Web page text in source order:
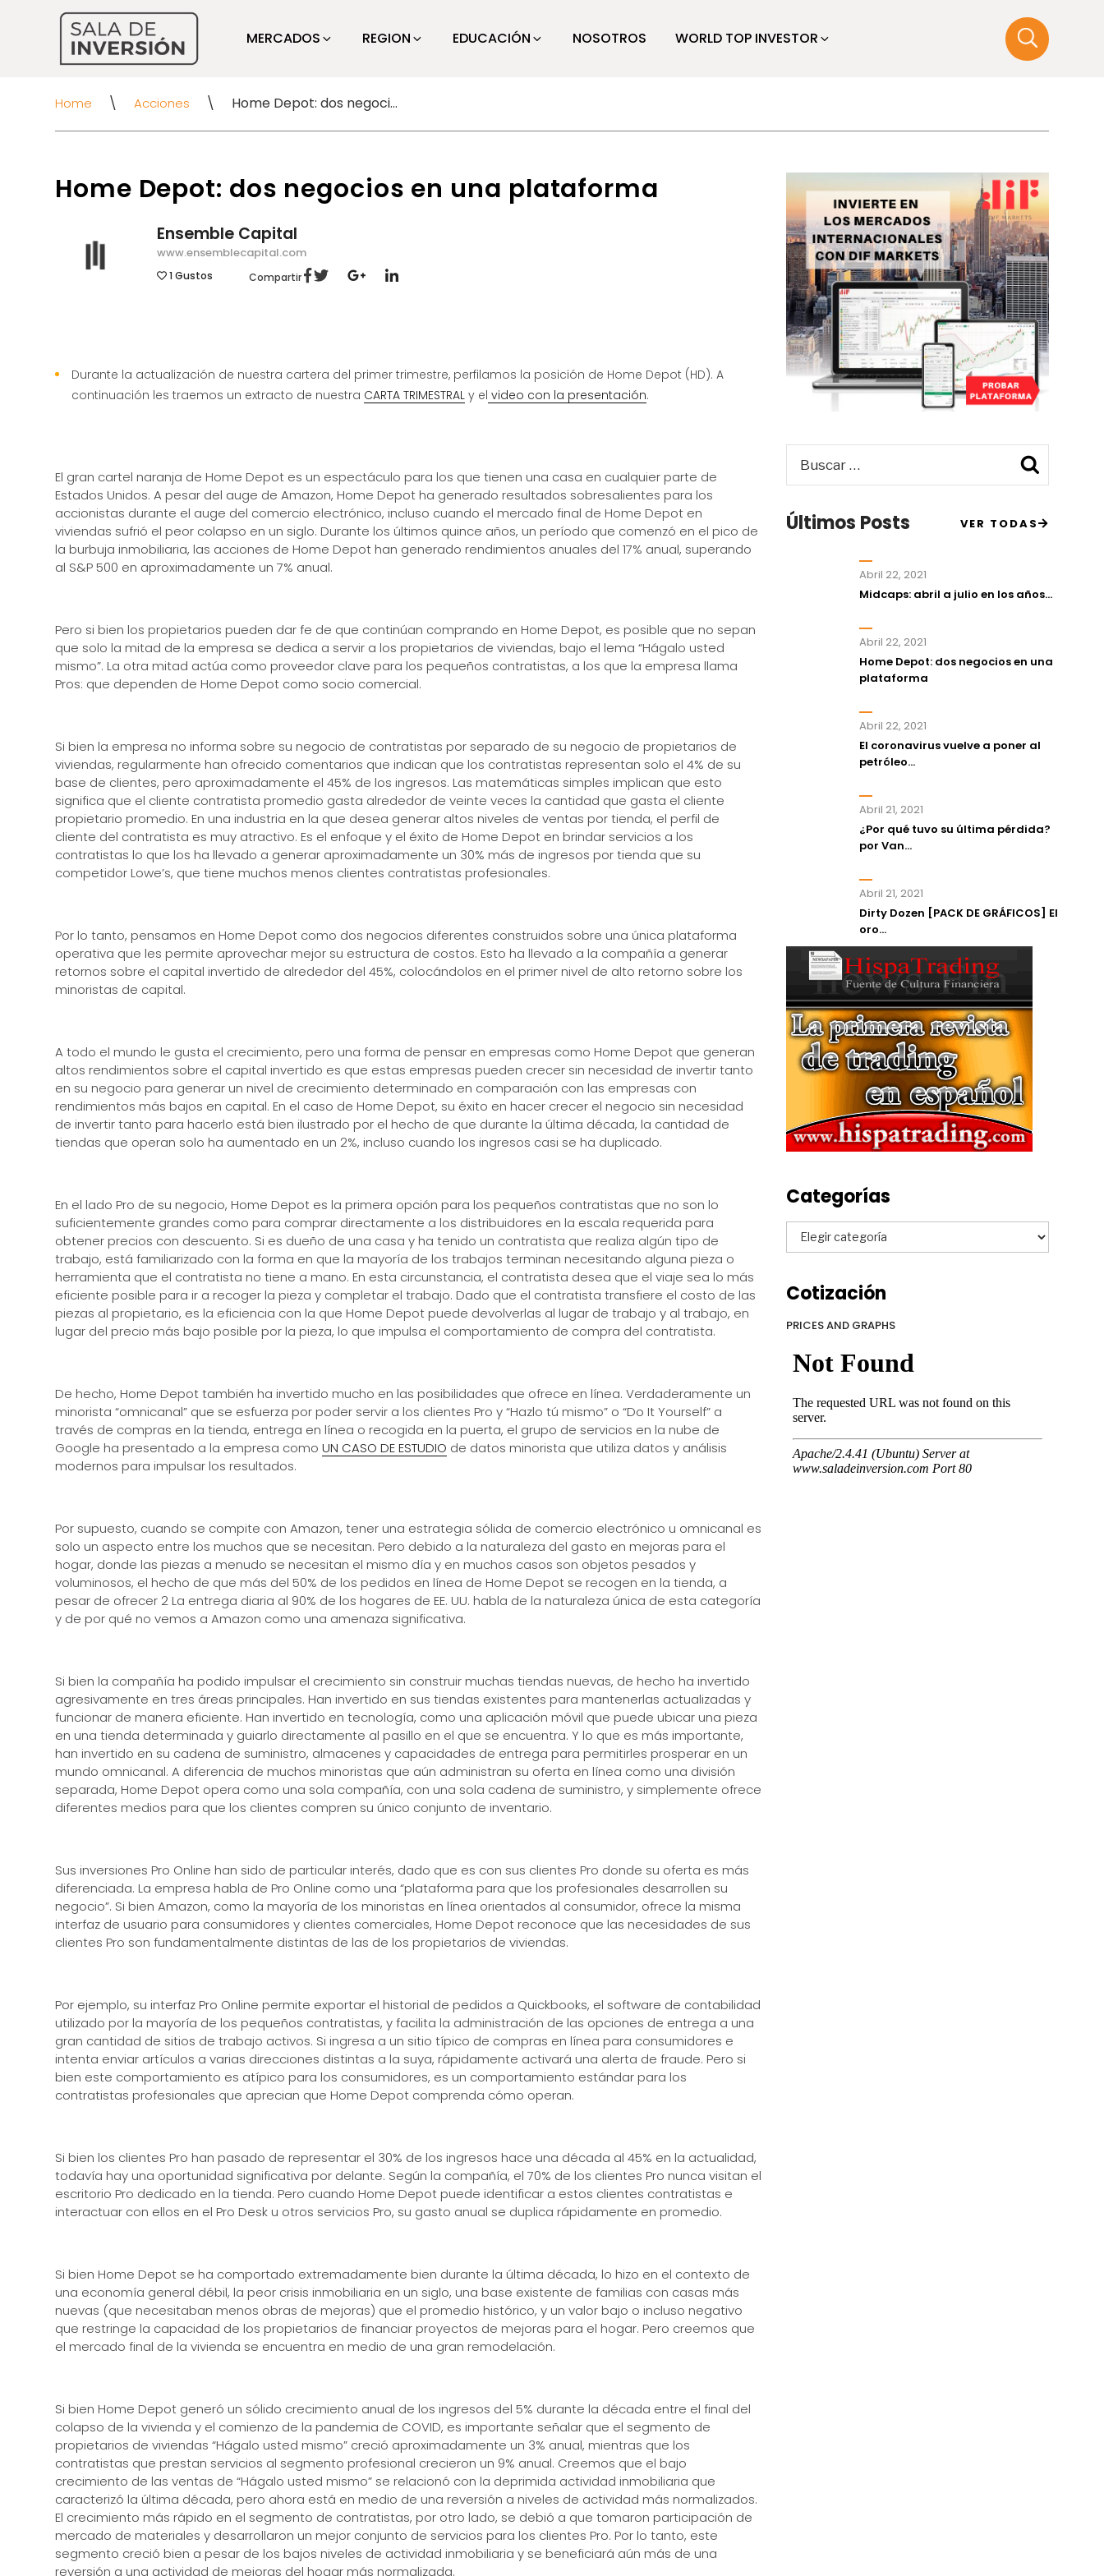
MERCADOS REGION EDUCACIÓN NOSOTROS WORLD TOP INVESTOR
Home \ Acciones \ Home Depot: dos negocios en una plataforma
Home Depot: dos negocios en una plataforma
Ensemble Capital
www.ensemblecapital.com
1Gustos Compartir
Durante la actualización de nuestra cartera del primer trimestre, perfilamos la posición de Home Depot (HD). A
continuación les traemos un extracto de nuestra CARTA TRIMESTRAL y el video con la presentación.
El gran cartel naranja de Home Depot es un espectáculo para los que tienen una casa en cualquier parte de
Estados Unidos. A pesar del auge de Amazon, Home Depot ha generado resultados sobresalientes para los
accionistas durante el auge del comercio electrónico, incluso cuando el mercado final de Home Depot en
viviendas sufrió el peor colapso en un siglo. Durante los últimos quince años, un período que comenzó en el pico de
la burbuja inmobiliaria, las acciones de Home Depot han generado rendimientos anuales del 17% anual, superando
al S&P 500 en aproximadamente un 7% anual.
Pero si bien los propietarios pueden dar fe de que continúan comprando en Home Depot, es posible que no sepan
que solo la mitad de la empresa se dedica a servir a los propietarios de viviendas, bajo el lema “Hágalo usted
mismo”. La otra mitad actúa como proveedor clave para los pequeños contratistas, a los que la empresa llama
Pros: que dependen de Home Depot como socio comercial.
Si bien la empresa no informa sobre su negocio de contratistas por separado de su negocio de propietarios de
viviendas, regularmente han ofrecido comentarios que indican que los contratistas representan solo el 4% de su
base de clientes, pero aproximadamente el 45% de los ingresos. Las matemáticas simples implican que esto
significa que el cliente contratista promedio gasta alrededor de veinte veces la cantidad que gasta el cliente
propietario promedio. En una industria en la que desea generar altos niveles de ventas por tienda, el perfil de
cliente del contratista es muy atractivo. Es el enfoque y el éxito de Home Depot en brindar servicios a los
contratistas lo que los ha llevado a generar aproximadamente un 30% más de ingresos por tienda que su
competidor Lowe’s, que tiene muchos menos clientes contratistas profesionales.
Por lo tanto, pensamos en Home Depot como dos negocios diferentes construidos sobre una única plataforma
operativa que les permite aprovechar mejor su estructura de costos. Esto ha llevado a la compañía a generar
retornos sobre el capital invertido de alrededor del 45%, colocándolos en el primer nivel de alto retorno sobre los
minoristas de capital.
A todo el mundo le gusta el crecimiento, pero una forma de pensar en empresas como Home Depot que generan
altos rendimientos sobre el capital invertido es que estas empresas pueden crecer sin necesidad de invertir tanto
en su negocio para generar un nivel de crecimiento determinado en comparación con las empresas con
rendimientos más bajos en capital. En el caso de Home Depot, su éxito en hacer crecer el negocio sin necesidad
de invertir tanto para hacerlo está bien ilustrado por el hecho de que durante la última década, la cantidad de
tiendas que operan solo ha aumentado en un 2%, incluso cuando los ingresos casi se ha duplicado.
En el lado Pro de su negocio, Home Depot es la primera opción para los pequeños contratistas que no son lo
suficientemente grandes como para comprar directamente a los distribuidores en la escala requerida para
obtener precios con descuento. Si es dueño de una casa y ha tenido un contratista que realiza algún tipo de
trabajo, está familiarizado con la forma en que la mayoría de los trabajos terminan necesitando alguna pieza o
herramienta que el contratista no tiene a mano. En esta circunstancia, el contratista desea que el viaje sea lo más
eficiente posible para ir a recoger la pieza y completar el trabajo. Dado que el contratista transfiere el costo de las
piezas al propietario, es la eficiencia con la que Home Depot puede devolverlas al lugar de trabajo y al trabajo, en
lugar del precio más bajo posible por la pieza, lo que impulsa el comportamiento de compra del contratista.
De hecho, Home Depot también ha invertido mucho en las posibilidades que ofrece en línea. Verdaderamente un
minorista “omnicanal” que se esfuerza por poder servir a los clientes Pro y “Hazlo tú mismo” o “Do It Yourself” a
través de compras en la tienda, entrega en línea o recogida en la puerta, el grupo de servicios en la nube de
Google ha presentado a la empresa como UN CASO DE ESTUDIO de datos minorista que utiliza datos y análisis
modernos para impulsar los resultados.
Por supuesto, cuando se compite con Amazon, tener una estrategia sólida de comercio electrónico u omnicanal es
solo un aspecto entre los muchos que se necesitan. Pero debido a la naturaleza del gasto en mejoras para el
hogar, donde las piezas a menudo se necesitan el mismo día y en muchos casos son objetos pesados y
voluminosos, el hecho de que más del 50% de los pedidos en línea de Home Depot se recogen en la tienda, a
pesar de ofrecer 2 La entrega diaria al 90% de los hogares de EE. UU. habla de la naturaleza única de esta categoría
y de por qué no vemos a Amazon como una amenaza significativa.
Si bien la compañía ha podido impulsar el crecimiento sin construir muchas tiendas nuevas, de hecho ha invertido
agresivamente en tres áreas principales. Han invertido en sus tiendas existentes para mantenerlas actualizadas y
funcionar de manera eficiente. Han invertido en tecnología, como una aplicación móvil que puede ubicar una pieza
en una tienda determinada y guiarlo directamente al pasillo en el que se encuentra. Y lo que es más importante,
han invertido en su cadena de suministro, almacenes y capacidades de entrega para permitirles prosperar en un
mundo omnicanal. A diferencia de muchos minoristas que aún administran su oferta en línea como una división
separada, Home Depot opera como una sola compañía, con una sola cadena de suministro, y simplemente ofrece
diferentes medios para que los clientes compren su único conjunto de inventario.
Sus inversiones Pro Online han sido de particular interés, dado que es con sus clientes Pro donde su oferta es más
diferenciada. La empresa habla de Pro Online como una “plataforma para que los profesionales desarrollen su
negocio”. Si bien Amazon, como la mayoría de los minoristas en línea orientados al consumidor, ofrece la misma
interfaz de usuario para consumidores y clientes comerciales, Home Depot reconoce que las necesidades de sus
clientes Pro son fundamentalmente distintas de las de los propietarios de viviendas.
Por ejemplo, su interfaz Pro Online permite exportar el historial de pedidos a Quickbooks, el software de contabilidad
utilizado por la mayoría de los pequeños contratistas, y facilita la administración de las opciones de entrega a una
gran cantidad de sitios de trabajo activos. Si ingresa a un sitio típico de compras en línea para consumidores e
intenta enviar artículos a varias direcciones distintas a la suya, rápidamente activará una alerta de fraude. Pero si
bien este comportamiento es atípico para los consumidores, es un comportamiento estándar para los
contratistas profesionales que aprecian que Home Depot comprenda cómo operan.
Si bien los clientes Pro han pasado de representar el 30% de los ingresos hace una década al 45% en la actualidad,
todavía hay una oportunidad significativa por delante. Según la compañía, el 70% de los clientes Pro nunca visitan el
escritorio Pro dedicado en la tienda. Pero cuando Home Depot puede identificar a estos clientes contratistas e
interactuar con ellos en el Pro Desk u otros servicios Pro, su gasto anual se duplica rápidamente en promedio.
Si bien Home Depot se ha comportado extremadamente bien durante la última década, lo hizo en el contexto de
una economía general débil, la peor crisis inmobiliaria en un siglo, una base existente de familias con casas más
nuevas (que necesitaban menos obras de mejoras) que el promedio histórico, y un valor bajo o incluso negativo
que restringe la capacidad de los propietarios de financiar proyectos de mejoras para el hogar. Pero creemos que
el mercado final de la vivienda se encuentra en medio de una gran remodelación.
Si bien Home Depot generó un sólido crecimiento anual de los ingresos del 5% durante la década entre el final del
colapso de la vivienda y el comienzo de la pandemia de COVID, es importante señalar que el segmento de
propietarios de viviendas “Hágalo usted mismo” creció aproximadamente un 3% anual, mientras que los
contratistas que prestan servicios al segmento profesional crecieron un 9% anual. Creemos que el bajo
crecimiento de las ventas de “Hágalo usted mismo” se relacionó con la deprimida actividad inmobiliaria que
caracterizó la última década, pero ahora está en medio de una reversión a niveles de actividad más normalizados.
El crecimiento más rápido en el segmento de contratistas, por otro lado, se debió a que tomaron participación de
mercado de materiales y desarrollaron un mejor conjunto de servicios para los clientes Pro. Por lo tanto, este
segmento creció bien a pesar de los bajos niveles de actividad inmobiliaria y se beneficiará aún más de una
reversión a una actividad de mejoras del hogar más normalizada.
por:
Últimos Posts VER TODAS
Abril 22, 2021
Midcaps: abril a julio en los años...
Abril 22, 2021
Home Depot: dos negocios en una
plataforma
Abril 22, 2021
El coronavirus vuelve a poner al
petróleo...
Abril 21, 2021
¿Por qué tuvo su última pérdida?
por Van...
Abril 21, 2021
Dirty Dozen [PACK DE GRÁFICOS] El
oro...
Categorías
Categorías
Cotización
PRICES AND GRAPHS